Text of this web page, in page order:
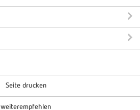
Seite drucken
weiterempfehlen